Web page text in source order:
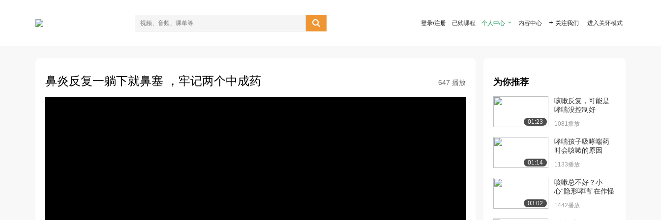
 登录/注册 已购课程 个人中心  内容中心  关注我们 进入关怀模式
鼻炎反复一躺下就鼻塞 ，牢记两个中成药 647 播放 为你推荐
01:23
咳嗽反复，可能是
哮喘没控制好
1081播放
01:14
哮喘孩子吸哮喘药
时会咳嗽的原因
1133播放
03:02
咳嗽总不好？小
心“隐形哮喘”在作怪
1442播放